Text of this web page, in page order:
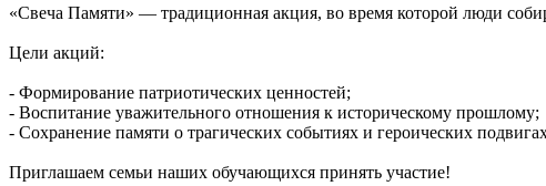
«Свеча Памяти» — традиционная акция, во время которой люди
Цели акций:
- Формирование патриотических ценностей;
- Воспитание уважительного отношения к историческому прошлому;
- Сохранение памяти о трагических событиях и героических
Приглашаем семьи наших обучающихся принять участие!